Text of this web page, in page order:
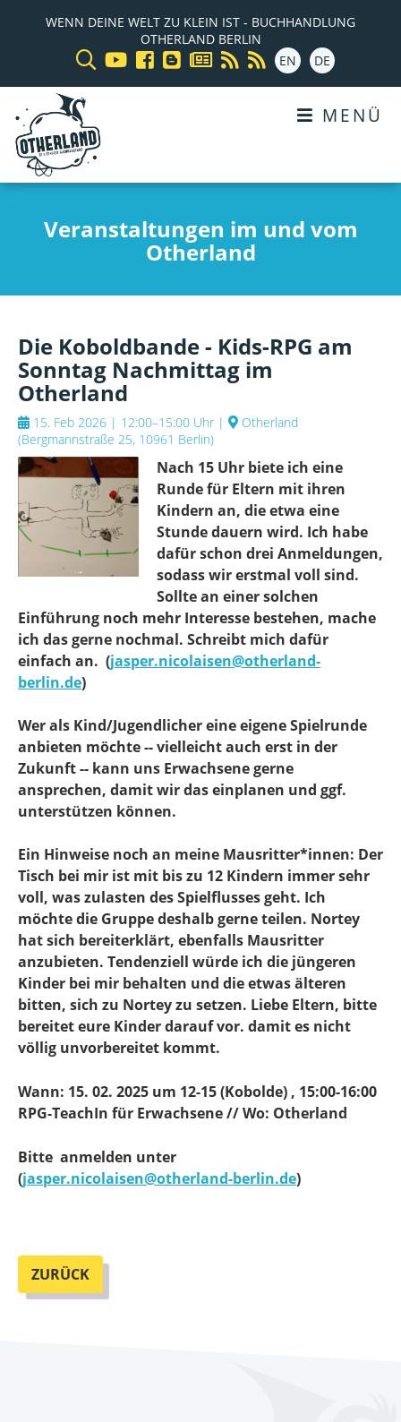
WENN DEINE WELT ZU KLEIN IST - BUCHHANDLUNG
OTHERLAND BERLIN
EN
DE
MENÜ
Veranstaltungen im und vom
Otherland
Die Koboldbande - Kids-RPG am
Sonntag Nachmittag im
Otherland
15. Feb 2026 | 12:00–15:00 Uhr |
Otherland
(Bergmannstraße 25, 10961 Berlin)
Nach 15 Uhr biete ich eine
Runde für Eltern mit ihren
Kindern an, die etwa eine
Stunde dauern wird. Ich habe
dafür schon drei Anmeldungen,
sodass wir erstmal voll sind.
Sollte an einer solchen
Einführung noch mehr Interesse bestehen, mache
ich das gerne nochmal. Schreibt mich dafür
einfach an. (jasper.nicolaisen@otherland-
berlin.de)
Wer als Kind/Jugendlicher eine eigene Spielrunde
anbieten möchte -- vielleicht auch erst in der
Zukunft -- kann uns Erwachsene gerne
ansprechen, damit wir das einplanen und ggf.
unterstützen können.
Ein Hinweise noch an meine Mausritter*innen: Der
Tisch bei mir ist mit bis zu 12 Kindern immer sehr
voll, was zulasten des Spielflusses geht. Ich
möchte die Gruppe deshalb gerne teilen. Nortey
hat sich bereiterklärt, ebenfalls Mausritter
anzubieten. Tendenziell würde ich die jüngeren
Kinder bei mir behalten und die etwas älteren
bitten, sich zu Nortey zu setzen. Liebe Eltern, bitte
bereitet eure Kinder darauf vor. damit es nicht
völlig unvorbereitet kommt.
Wann: 15. 02. 2025 um 12-15 (Kobolde) , 15:00-16:00
RPG-TeachIn für Erwachsene // Wo: Otherland
Bitte anmelden unter
(jasper.nicolaisen@otherland-berlin.de)
ZURÜCK